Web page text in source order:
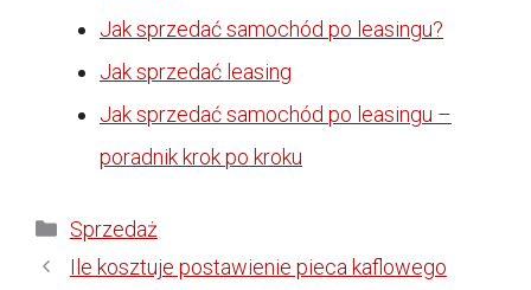
Jak sprzedać samochód po leasingu?
Jak sprzedać leasing
Jak sprzedać samochód po leasingu –
poradnik krok po kroku
Kategorie
Sprzedaż
Ile kosztuje postawienie pieca kaflowego